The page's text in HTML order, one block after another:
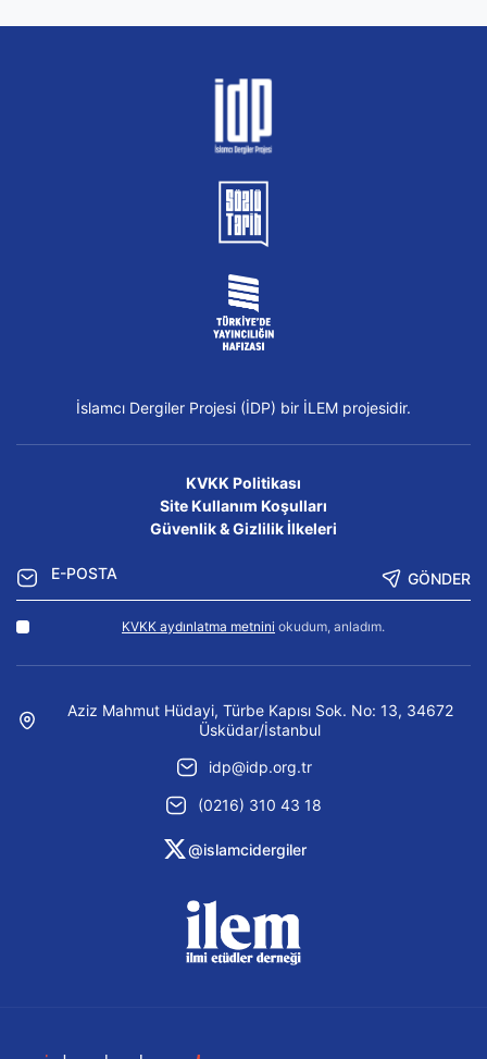
İslamcı Dergiler Projesi (İDP) bir İLEM projesidir.
KVKK Politikası
Site Kullanım Koşulları
Güvenlik & Gizlilik İlkeleri
GÖNDER
KVKK aydınlatma metnini okudum, anladım.
Aziz Mahmut Hüdayi, Türbe Kapısı Sok. No: 13, 34672
Üsküdar/İstanbul
idp@idp.org.tr
(0216) 310 43 18
@islamcidergiler